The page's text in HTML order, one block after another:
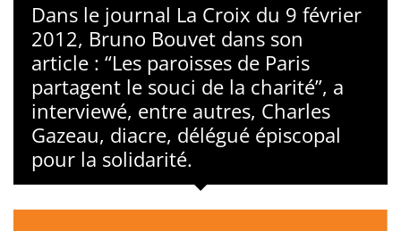
Dans le journal La Croix du 9 février
2012, Bruno Bouvet dans son
article : “Les paroisses de Paris
partagent le souci de la charité”, a
interviewé, entre autres, Charles
Gazeau, diacre, délégué épiscopal
pour la solidarité.